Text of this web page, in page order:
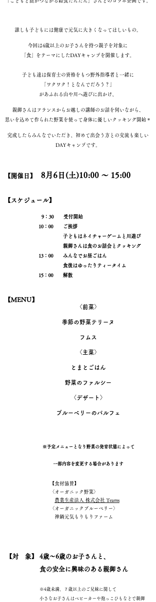
誰しも子どもには健康で元気に大きくなってほしいもの。
今回は4歳以上のお子さんを持つ親子を対象に
「食」をテーマにしたDAYキャンプを開催します。
子ども達は保育士の資格をもつ野外指導者と一緒に
「ワクワク！となんでだろう？」
があふれる山や川へ遊びに出かけ、
親御さんはフランスからお越しの講師の お話を伺いながら、
思いを込めて作られた野菜を使って身体に優しいクッキング開始＊
完成したらみんなでいただき、初めて出会う方との交流も楽しい
DAYキャンプです。
​【開催日】 8月6日(土)10:00 〜 15:00
​【スケジュール】
9：30 受付開始
10：00 ご挨拶
子どもはネイチャーゲームと川遊び
親御さんは食のお話会とクッキング
13：00 みんなでお昼ごはん
食後はゆったりティータイム
​15：00 解散
​【MENU】
〈前菜〉
季節の野菜テリーヌ
フムス
〈主菜〉
とまとごはん
野菜のファルシー
〈デザート〉
ブルーベリーのパルフェ
※予定メニューとなり野菜の発育状態によって
一部内容を変更する場合があります
【食材協賛】
〈オーガニック野菜〉
農業生産法人 株式会社 Teams
〈オーガニックブルーベリー〉
神鍋元気もりもりファーム
​【対 象】
4歳～6歳のお子さんと、
​食の安全に興味のある親御さん
※4歳未満、７歳以上のご兄妹に関して
小さなお子さんはベビーカーや抱っこひもなどで親御